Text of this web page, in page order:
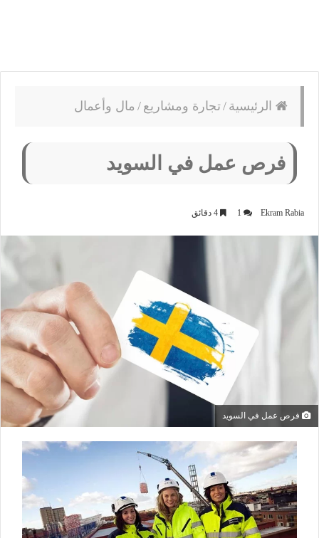
الرئيسية /تجارة ومشاريع / مال وأعمال
فرص عمل في السويد
Ekram Rabia
1
فرص عمل في السويد